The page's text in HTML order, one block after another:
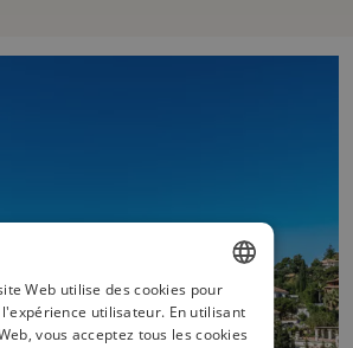
ENGLISH
Web utilise des cookies pour
utilisateur. En utilisant
vous acceptez tous les cookies